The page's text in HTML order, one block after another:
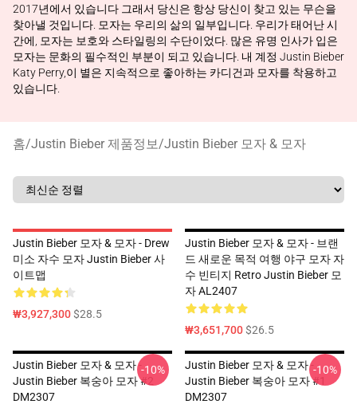
2017년에서 있습니다 그래서 당신은 항상 당신이 찾고 있는 무슨을
찾아낼 것입니다. 모자는 우리의 삶의 일부입니다. 우리가 태어난 시
간에, 모자는 보호와 스타일링의 수단이었다. 많은 유명 인사가 입은
모자는 문화의 필수적인 부분이 되고 있습니다. 내 계정 Justin Bieber
Katy Perry,이 별은 지속적으로 좋아하는 카디건과 모자를 착용하고
있습니다.
홈/Justin Bieber 제품정보/Justin Bieber 모자 & 모자
Justin Bieber 모자 & 모자 - Drew
미소 자수 모자 Justin Bieber 사
이트맵
₩3,927,300$28.5
Justin Bieber 모자 & 모자 - 브랜
드 새로운 목적 여행 야구 모자 자
수 빈티지 Retro Justin Bieber 모
자 AL2407
₩3,651,700$26.5
Justin Bieber 모자 & 모자 -
Justin Bieber 복숭아 모자 #2
DM2307
-10%
Justin Bieber 모자 & 모자 -
Justin Bieber 복숭아 모자 #1
DM2307
-10%